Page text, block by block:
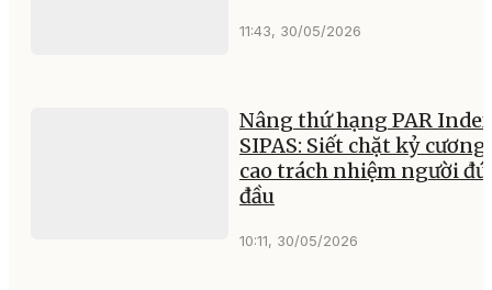
11:43, 30/05/2026
Nâng thứ hạng PAR
SIPAS: Siết chặt kỷ
cao trách nhiệm người
đầu
10:11, 30/05/2026